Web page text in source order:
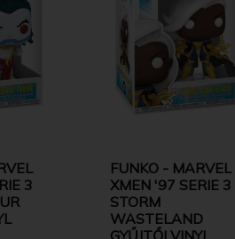
3
FUNKO - MARVEL
XMEN '97 SERIE 3
STORM
WASTELAND
GYŰJTŐI VINYL